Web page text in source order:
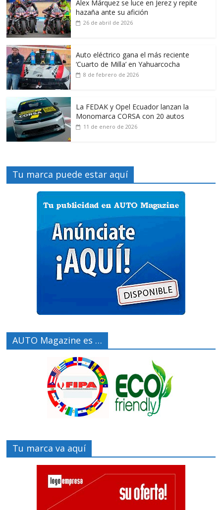
Alex Márquez se luce en Jerez y repite
hazaña ante su afición
26 de abril de 2026
Auto eléctrico gana el más reciente
‘Cuarto de Milla’ en Yahuarcocha
8 de febrero de 2026
La FEDAK y Opel Ecuador lanzan la
Monomarca CORSA con 20 autos
11 de enero de 2026
Tu marca puede estar aquí
AUTO Magazine es …
Tu marca va aquí